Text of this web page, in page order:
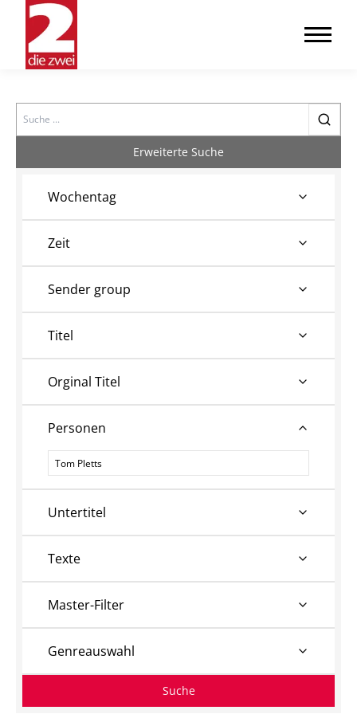
Search
Erweiterte Suche
Wochentag
Zeit
Sender group
Titel
Orginal Titel
Personen
Personen
Untertitel
Texte
Master-Filter
Genreauswahl
Suche